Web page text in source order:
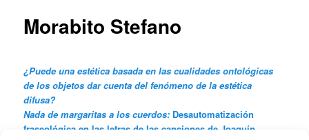
Morabito Stefano
¿Puede una estética basada en las cualidades ontológicas
de los objetos dar cuenta del fenómeno de la estética
difusa?
Nada de margaritas a los cuerdos: Desautomatización
fraseológica en las letras de las canciones de Joaquín